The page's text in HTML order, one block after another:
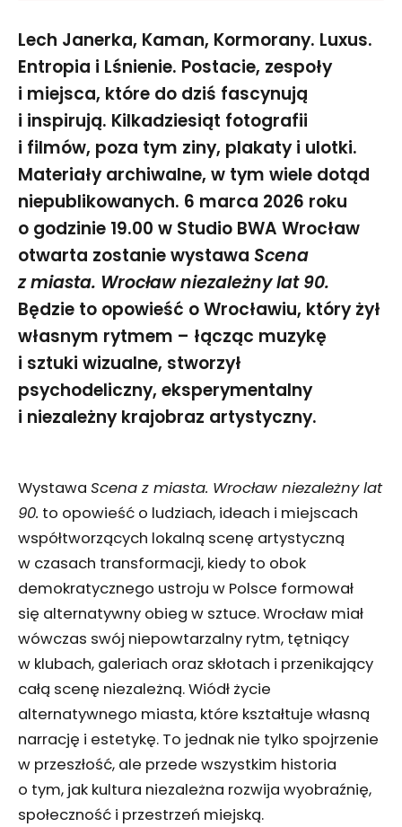
Lech Janerka, Kaman, Kormorany. Luxus.
Entropia i Lśnienie. Postacie, zespoły
i miejsca, które do dziś fascynują
i inspirują. Kilkadziesiąt fotografii
i filmów, poza tym ziny, plakaty i ulotki.
Materiały archiwalne, w tym wiele dotąd
niepublikowanych. 6 marca 2026 roku
o godzinie 19.00 w Studio BWA Wrocław
otwarta zostanie wystawa Scena
z miasta. Wrocław niezależny lat 90.
Będzie to opowieść o Wrocławiu, który żył
własnym rytmem – łącząc muzykę
i sztuki wizualne, stworzył
psychodeliczny, eksperymentalny
i niezależny krajobraz artystyczny.
Wystawa Scena z miasta. Wrocław niezależny lat
90. to opowieść o ludziach, ideach i miejscach
współtworzących lokalną scenę artystyczną
w czasach transformacji, kiedy to obok
demokratycznego ustroju w Polsce formował
się alternatywny obieg w sztuce. Wrocław miał
wówczas swój niepowtarzalny rytm, tętniący
w klubach, galeriach oraz skłotach i przenikający
całą scenę niezależną. Wiódł życie
alternatywnego miasta, które kształtuje własną
narrację i estetykę. To jednak nie tylko spojrzenie
w przeszłość, ale przede wszystkim historia
o tym, jak kultura niezależna rozwija wyobraźnię,
społeczność i przestrzeń miejską.